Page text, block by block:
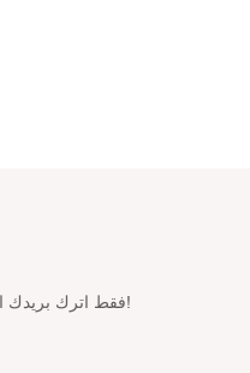
فقط اترك بريدك الإلكتروني أو رقم هاتفك في نموذج الاتصال حتى نتمكن من إرسال عرض أسعار مجاني لك لمجموعة واسعة من التصميمات لدينا!